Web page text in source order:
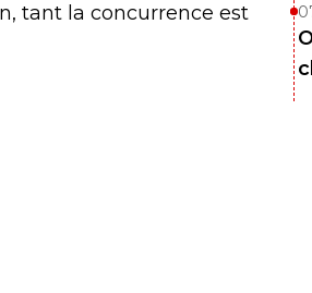
tant la concurrence est